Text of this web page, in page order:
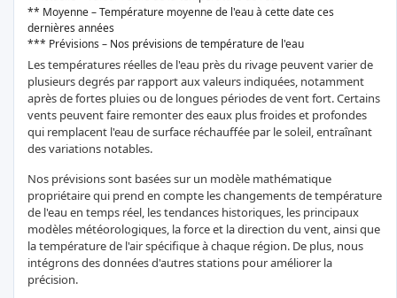
** Moyenne – Température moyenne de l'eau à cette date ces
dernières années
*** Prévisions – Nos prévisions de température de l'eau
Les températures réelles de l'eau près du rivage peuvent varier de
plusieurs degrés par rapport aux valeurs indiquées, notamment
après de fortes pluies ou de longues périodes de vent fort. Certains
vents peuvent faire remonter des eaux plus froides et profondes
qui remplacent l'eau de surface réchauffée par le soleil, entraînant
des variations notables.
Nos prévisions sont basées sur un modèle mathématique
propriétaire qui prend en compte les changements de température
de l'eau en temps réel, les tendances historiques, les principaux
modèles météorologiques, la force et la direction du vent, ainsi que
la température de l'air spécifique à chaque région. De plus, nous
intégrons des données d'autres stations pour améliorer la
précision.